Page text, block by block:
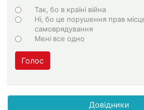
Варіанти
Так, бо в країні війна
Ні, бо це порушення прав
самоврядування
Мені все одно
Голос
Довідники